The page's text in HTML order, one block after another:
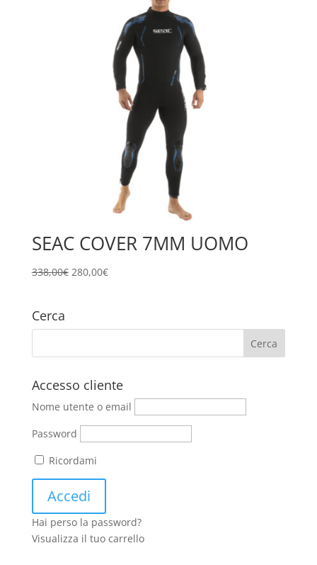
SEAC COVER 7MM UOMO
338,00€ Il
280,00€Il
Cerca
Accesso cliente
Nome utente o email
Password
Ricordami
Hai perso la password?
Visualizza il tuo carrello